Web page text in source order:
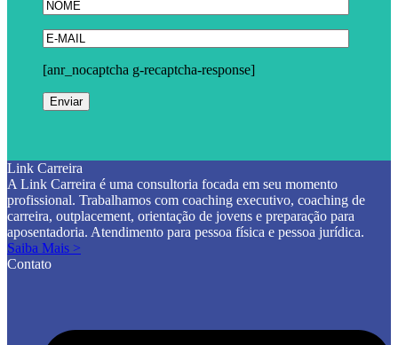
[anr_nocaptcha g-recaptcha-response]
Link Carreira
A Link Carreira é uma consultoria focada em seu momento
profissional. Trabalhamos com coaching executivo, coaching de
carreira, outplacement, orientação de jovens e preparação para
aposentadoria. Atendimento para pessoa física e pessoa jurídica.
Saiba Mais >
Contato